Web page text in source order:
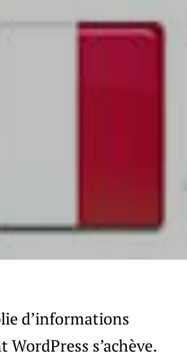
d’informations
s’achève.